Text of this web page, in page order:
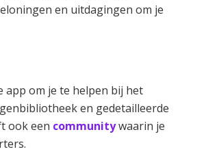
en uitdagingen om je
app om je te helpen bij het
en gedetailleerde
ook een communitywaarin je